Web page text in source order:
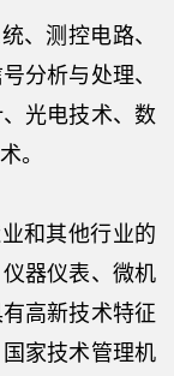
、测控电路、
分析与处理、
光电技术、数
。
和其他行业的
器仪表、微机
高新技术特征
家技术管理机